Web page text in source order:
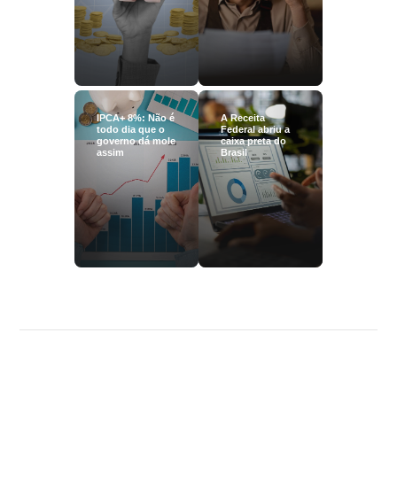
IPCA+ 8%: Não é
todo dia que o
governo dá mole
assim
A Receita
Federal abriu a
caixa preta do
Brasil